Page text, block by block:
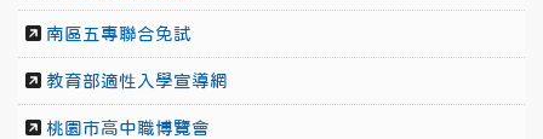
南區五專聯合免試
教育部適性入學宣導網
桃園市高中職博覽會